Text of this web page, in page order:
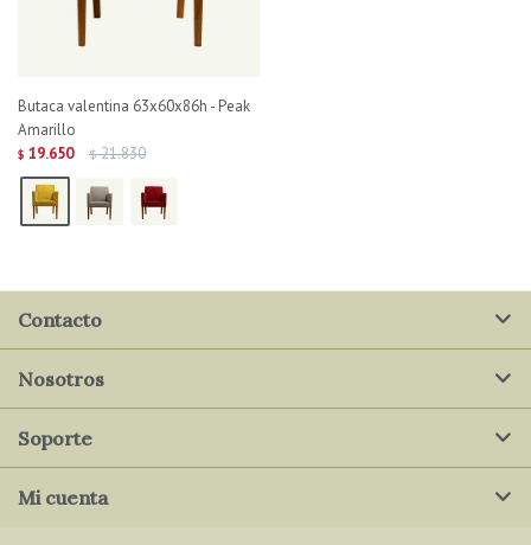
Butaca valentina 63x60x86h - Peak
Amarillo
$ 19.650 $ 21.830
Contacto
Nosotros
Soporte
Mi cuenta